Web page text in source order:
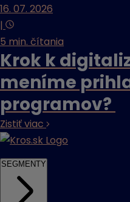
16. 07. 2026
|
5 min. čítania
Krok k
meníme
programov?
Zistiť viac
SEGMENTY